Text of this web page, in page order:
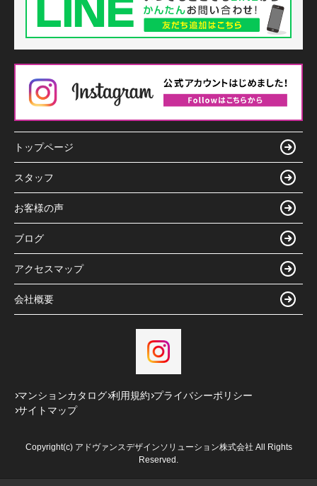
トップページ
スタッフ
お客様の声
ブログ
アクセスマップ
会社概要
マンションカタログ 利用規約 プライバシーポリシー
サイトマップ
Copyright(c) アドヴァンスデザインソリューション株式会社 All Rights
Reserved.